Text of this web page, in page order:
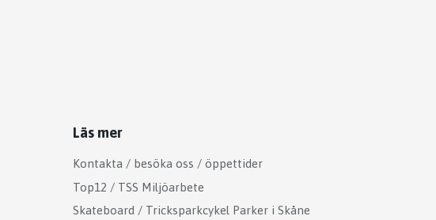
Läs mer
Kontakta / besöka oss / öppettider
Top12 / TSS Miljöarbete
Skateboard / Tricksparkcykel Parker i Skåne